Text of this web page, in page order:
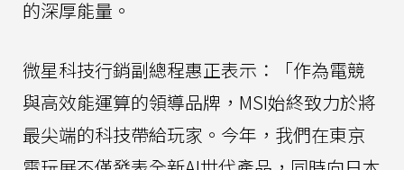
的深厚能量。
微星科技行銷副總程惠正表示：「作為電競
與高效能運算的領導品牌，MSI始終致力於將
最尖端的科技帶給玩家。今年，我們在東京